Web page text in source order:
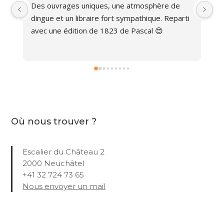
Des ouvrages uniques, une atmosphère de
dingue et un libraire fort sympathique. Reparti
avec une édition de 1823 de Pascal 😍
Où nous trouver ?
Escalier du Château 2
2000 Neuchâtel
+41 32 724 73 65
Nous envoyer un mail